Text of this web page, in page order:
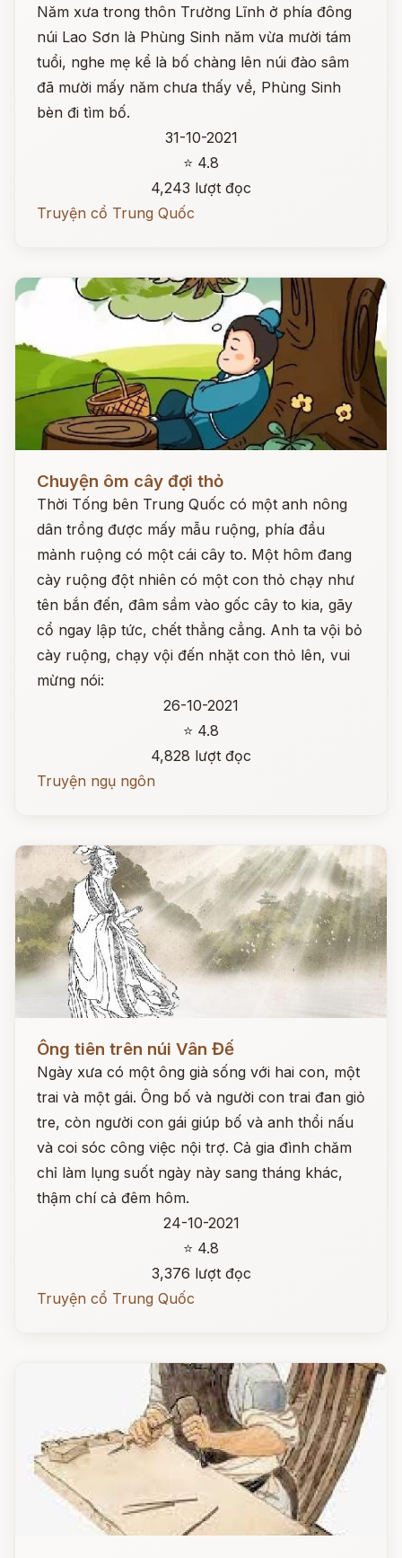
Năm xưa trong thôn Trường Lĩnh ở phía đông
núi Lao Sơn là Phùng Sinh năm vừa mười tám
tuổi, nghe mẹ kể là bố chàng lên núi đào sâm
đã mười mấy năm chưa thấy về, Phùng Sinh
bèn đi tìm bố.
31-10-2021
⭐ 4.8
4,243 lượt đọc
Truyện cổ Trung Quốc
Chuyện ôm cây đợi thỏ
Thời Tống bên Trung Quốc có một anh nông
dân trồng được mấy mẫu ruộng, phía đầu
mảnh ruộng có một cái cây to. Một hôm đang
cày ruộng đột nhiên có một con thỏ chạy như
tên bắn đến, đâm sầm vào gốc cây to kia, gãy
cổ ngay lập tức, chết thẳng cẳng. Anh ta vội bỏ
cày ruộng, chạy vội đến nhặt con thỏ lên, vui
mừng nói:
26-10-2021
⭐ 4.8
4,828 lượt đọc
Truyện ngụ ngôn
Đọc ngay
Ông tiên trên núi Vân Đế
Ngày xưa có một ông già sống với hai con, một
trai và một gái. Ông bố và người con trai đan giỏ
tre, còn người con gái giúp bố và anh thổi nấu
và coi sóc công việc nội trợ. Cả gia đình chăm
chỉ làm lụng suốt ngày này sang tháng khác,
thậm chí cả đêm hôm.
24-10-2021
⭐ 4.8
3,376 lượt đọc
Truyện cổ Trung Quốc